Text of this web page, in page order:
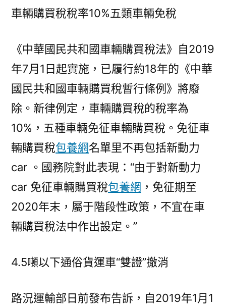
車輛購買稅稅率10%五類車輛免稅
《中華國民共和國車輛購買稅法》自2019
年7月1日起實施，已履行約18年的《中華
國民共和國車輛購買稅暫行條例》將廢
除。新律例定，車輛購買稅的稅率為
10%，五種車輛免征車輛購買稅。免征車
輛購買稅包養網名單里不再包括新動力
car 。國務院對此表現：“由于對新動力
car 免征車輛購買稅包養網 ，免征期至
2020年末，屬于階段性政策，不宜在車
輛購買稅法中作出設定。”
4.5噸以下通俗貨運車“雙證”撤消
路況運輸部日前發布告訴，自2019年1月1